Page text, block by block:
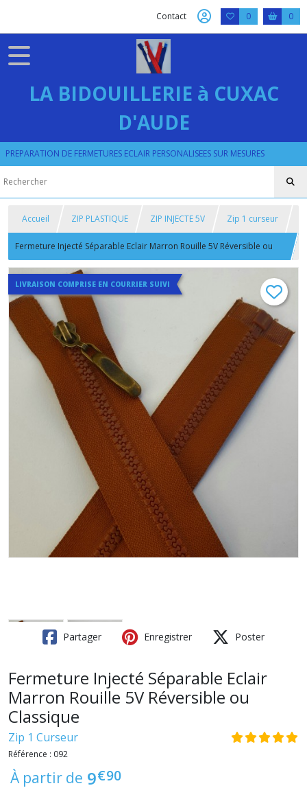
Contact 0 0
LA BIDOUILLERIE à CUXAC
D'AUDE
PREPARATION DE FERMETURES ECLAIR PERSONALISEES SUR MESURES
Accueil ZIP PLASTIQUE ZIP INJECTE 5V Zip 1 curseur
Fermeture Injecté Séparable Eclair Marron Rouille 5V Réversible ou
Classique
LIVRAISON COMPRISE EN COURRIER SUIVI
Partager Enregistrer Poster
Fermeture Injecté Séparable Eclair
Marron Rouille 5V Réversible ou
Classique
Zip 1 Curseur
Référence : 092
À partir de 9€90